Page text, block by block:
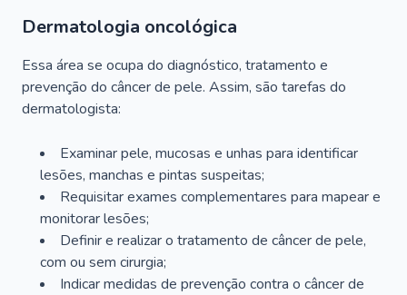
Dermatologia oncológica
Essa área se ocupa do diagnóstico, tratamento e
prevenção do câncer de pele. Assim, são tarefas do
dermatologista:
Examinar pele, mucosas e unhas para identificar
lesões, manchas e pintas suspeitas;
Requisitar exames complementares para mapear e
monitorar lesões;
Definir e realizar o tratamento de câncer de pele,
com ou sem cirurgia;
Indicar medidas de prevenção contra o câncer de